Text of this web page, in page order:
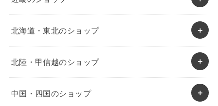
北海道・東北のショップ
北陸・甲信越のショップ
中国・四国のショップ